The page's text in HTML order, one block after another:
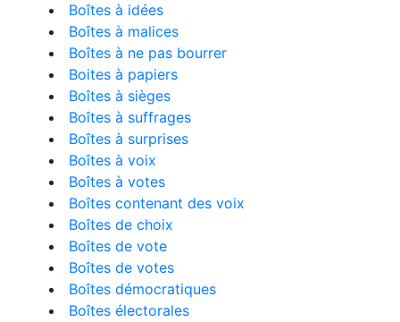
Boîtes à idées
Boîtes à malices
Boîtes à ne pas bourrer
Boites à papiers
Boîtes à sièges
Boîtes à suffrages
Boîtes à surprises
Boîtes à voix
Boîtes à votes
Boîtes contenant des voix
Boîtes de choix
Boîtes de vote
Boîtes de votes
Boîtes démocratiques
Boîtes électorales